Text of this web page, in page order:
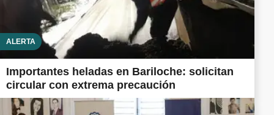
ALERTA
Importantes heladas en Bariloche: solicitan
circular con extrema precaución